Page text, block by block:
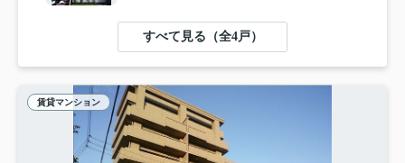
すべて見る（全4戸）
賃貸マンション